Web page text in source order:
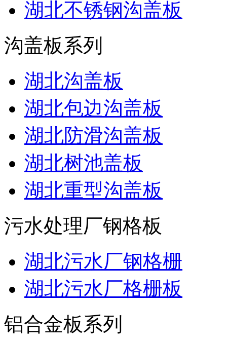
湖北不锈钢沟盖板
沟盖板系列
湖北沟盖板
湖北包边沟盖板
湖北防滑沟盖板
湖北树池盖板
湖北重型沟盖板
污水处理厂钢格板
湖北污水厂钢格栅
湖北污水厂格栅板
铝合金板系列